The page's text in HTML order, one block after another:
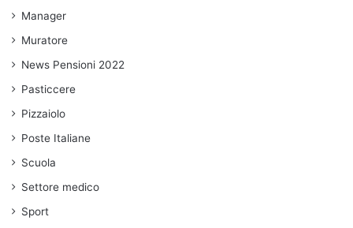
Manager
Muratore
News Pensioni 2022
Pasticcere
Pizzaiolo
Poste Italiane
Scuola
Settore medico
Sport